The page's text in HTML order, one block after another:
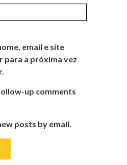
email e site
para a próxima vez
up comments
posts by email.